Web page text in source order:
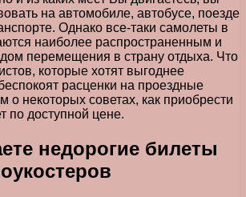
на автомобиле, автобусе, поезде
Однако все-таки самолеты в
наиболее распространенным и
перемещения в страну отдыха. Что
которые хотят выгоднее
расценки на проездные
о некоторых советах, как приобрести
по доступной цене.
недорогие билеты